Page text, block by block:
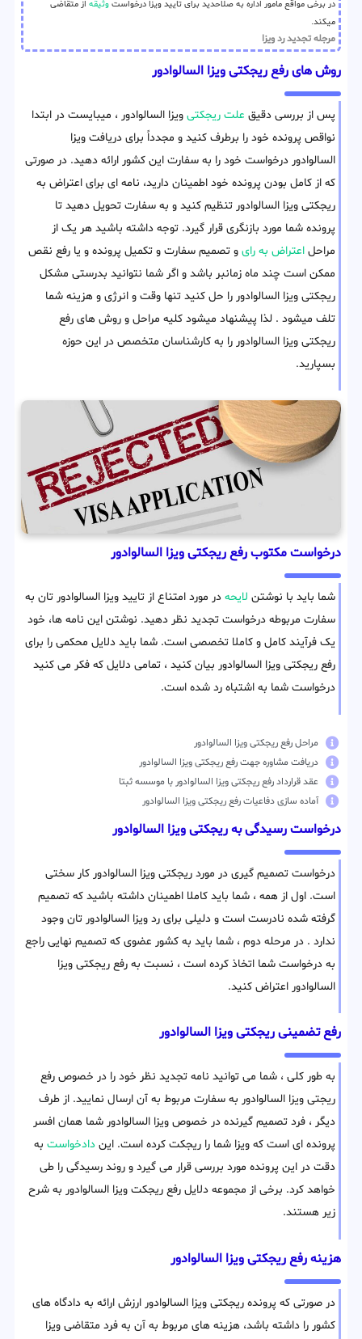
در برخی مواقع مامور اداره به صلاحدید برای تایید ویزا درخواست وثیقه از متقاضی
میکند.
مرجله تجدید رد ویزا
روش های رفع ریجکتی ویزا السالوادور
پس از بررسی دقیق علت ریجکتی ویزا السالوادور ، میبایست در ابتدا
نواقص پرونده خود را برطرف کنید و مجددا‌ً برای دریافت ویزا
السالوادور درخواست خود را به سفارت این کشور ارائه دهید. در صورتی
که از کامل بودن پرونده خود اطمینان دارید، نامه ای برای اعتراض به
ریجکتی ویزا السالوادور تنظیم کنید و به سفارت تحویل دهید تا
پرونده شما مورد بازنگری قرار گیرد. توجه داشته باشید هر یک از
مراحل اعتراض به رای و تصمیم سفارت و تکمیل پرونده و یا رفع نقص
ممکن است چند ماه زمانبر باشد و اگر شما نتوانید بدرستی مشکل
ریجکتی ویزا السالوادور را حل کنید تنها وقت و انرژی و هزینه شما
تلف میشود . لذا پیشنهاد میشود کلیه مراحل و روش های رفع
ریجکتی ویزا السالوادور را به کارشناسان متخصص در این حوزه
بسپارید.
درخواست مکتوب رفع ریجکتی ویزا السالوادور
شما باید با نوشتن لایحه در مورد امتناع از تایید ویزا السالوادور تان به
سفارت مربوطه درخواست تجدید نظر دهید. نوشتن این نامه ها، خود
یک فرآیند کامل و کاملا تخصصی است. شما باید دلایل محکمی را برای
رفع ریجکتی ویزا السالوادور بیان كنید ، تمامی دلایل كه فکر می كنید
درخواست شما به اشتباه رد شده است.
مراحل رفع ریجکتی ویزا السالوادور
دریافت مشاوره جهت رفع ریجکتی ویزا السالوادور
عقد قرارداد رفع ریجکتی ویزا السالوادور با موسسه ثبتا
آماده سازی دفاعیات رفع ریجکتی ویزا السالوادور
درخواست رسیدگی به ریجکتی ویزا السالوادور
درخواست تصمیم گیری در مورد ریجکتی ویزا السالوادور کار سختی
است. اول از همه ، شما باید کاملا اطمینان داشته باشید که تصمیم
گرفته شده نادرست است و دلیلی برای رد ویزا السالوادور تان وجود
ندارد . در مرحله دوم ، شما باید به کشور عضوی که تصمیم نهایی راجع
به درخواست شما اتخاذ کرده است ، نسبت به رفع ریجکتی ویزا
السالوادور اعتراض کنید.
رفع تضمینی ریجکتی ویزا السالوادور
به طور کلی ، شما می توانید نامه تجدید نظر خود را در خصوص رفع
ریجتی ویزا السالوادور به سفارت مربوط به آن ارسال نمایید. از طرف
دیگر ، فرد تصمیم گیرنده در خصوص ویزا السالوادور شما همان افسر
پرونده ای است که ویزا شما را ریجکت کرده است. این دادخواست به
دقت در این پرونده مورد بررسی قرار می گیرد و روند رسیدگی را طی
خواهد کرد. برخی از مجموعه دلایل رفع ریجکت ویزا السالوادور به شرح
زیر هستند.
هزینه رفع ریجکتی ویزا السالوادور
در صورتی که پرونده ریجکتی ویزا السالوادور ارزش ارائه به دادگاه های
کشور را داشته باشد، هزینه های مربوط به آن به فرد متقاضی ویزا